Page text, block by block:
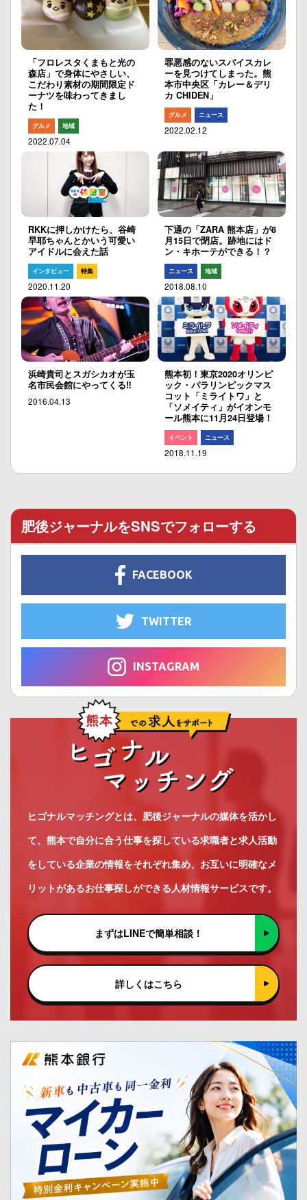
「フロレスタくまもと光の
森店」で身体にやさしい、
こだわり素材の期間限定ド
ーナツを味わってきまし
た！
グルメ 地域
2022.07.04
罪悪感のないスパイスカレ
ーを見つけてしまった。熊
本市中央区「カレー＆デリ
カ CHIDEN」
グルメ ニュース
2022.02.12
RKKに押しかけたら、谷崎
早耶ちゃんとかいう可愛い
アイドルに会えた話
インタビュー 特集
2020.11.20
下通の「ZARA 熊本店」が8
月15日で閉店。跡地にはド
ン・キホーテができる！？
ニュース 地域
2018.08.10
浜崎貴司とスガシカオが玉
名市民会館にやってくる‼︎
2016.04.13
熊本初！東京2020オリンピ
ック・パラリンピックマス
コット「ミライトワ」と
「ソメイティ」がイオンモ
ール熊本に11月24日登場！
イベント ニュース
2018.11.19
肥後ジャーナルをSNSでフォローする
FACEBOOK
TWITTER
INSTAGRAM
ヒゴナルマッチングとは、肥後ジャーナルの媒体を活かし
て、熊本で自分に合う仕事を探している求職者と求人活動
をしている企業の情報をそれぞれ集め、お互いに明確なメ
リットがあるお仕事探しができる人材情報サービスです。
まずはLINEで簡単相談！
詳しくはこちら